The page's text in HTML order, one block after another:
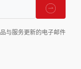
与服务更新的电子邮件